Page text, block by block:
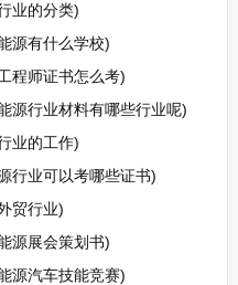
业的分类)
源有什么学校)
程师证书怎么考)
源行业材料有哪些行业呢)
业的工作)
行业可以考哪些证书)
贸行业)
源展会策划书)
源汽车技能竞赛)